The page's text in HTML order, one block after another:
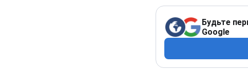
Будьте
Google